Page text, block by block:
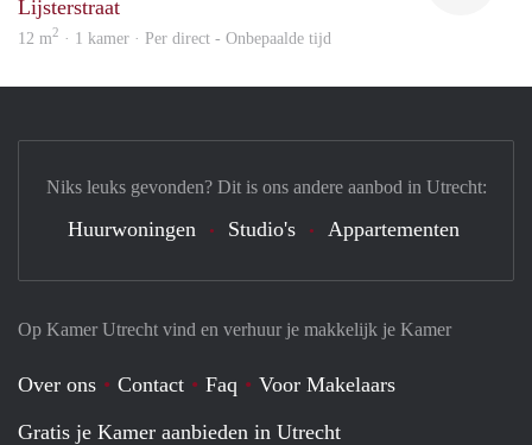
Lijsterstraat
12 m2 · 1 kamer · Per direct - Onbepaalde tijd
Op Kamer Utrecht vind en verhuur je makkelijk je Kamer
Over ons Contact Faq
Voor Makelaars
Gratis je Kamer aanbieden in Utrecht
Niks leuks gevonden? Dit is ons andere aanbod in Utrecht:
Huurwoningen Studio's Appartementen